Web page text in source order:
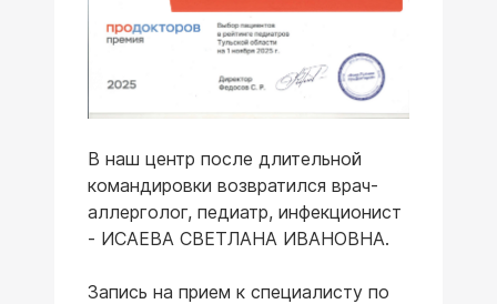
В наш центр после длительной
командировки возвратился врач-
аллерголог, педиатр, инфекционист
- ИСАЕВА СВЕТЛАНА ИВАНОВНА.
Запись на прием к специалисту по